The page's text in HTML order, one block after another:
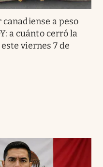
canadiense a peso
a cuánto cerró la
viernes 7 de